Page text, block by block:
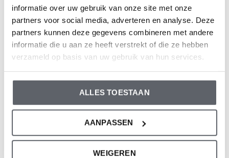
informatie over uw gebruik van onze site met onze
partners voor social media, adverteren en analyse. Deze
partners kunnen deze gegevens combineren met andere
informatie die u aan ze heeft verstrekt of die ze hebben
verzameld op basis van uw gebruik van hun services.
ALLES TOESTAAN
AANPASSEN
WEIGEREN
Bewertungen
0
Und was denkst du über diesen?